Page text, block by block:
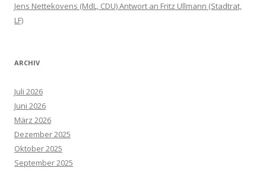
Jens Nettekovens (MdL, CDU) Antwort an Fritz Ullmann (Stadtrat,
LF)
ARCHIV
Juli 2026
Juni 2026
März 2026
Dezember 2025
Oktober 2025
September 2025